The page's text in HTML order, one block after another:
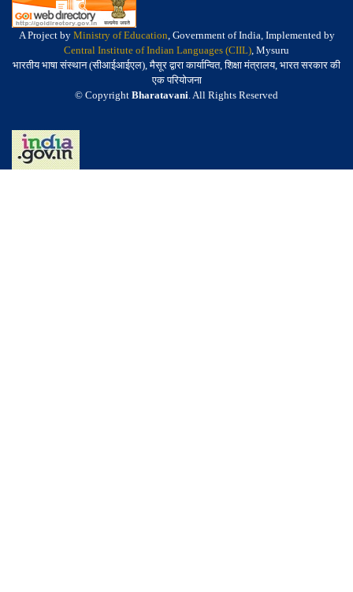
A Project by Ministry of Education, Government of India, Implemented by
Central Institute of Indian Languages (CIIL), Mysuru
भारतीय भाषा संस्थान (सीआईआईएल), मैसूर द्वारा कार्यान्वित, शिक्षा मंत्रालय, भारत सरकार की
एक परियोजना
© Copyright Bharatavani. All Rights Reserved